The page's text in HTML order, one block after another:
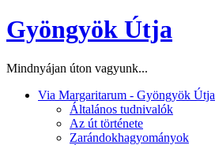
Gyöngyök Útja
Mindnyájan úton vagyunk...
Via Margaritarum - Gyöngyök Útja
Általános tudnivalók
Az út története
Zarándokhagyományok